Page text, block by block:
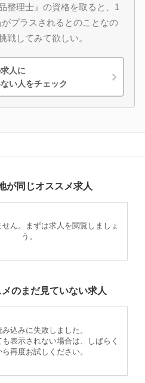
整理士』の資格を取ると、1
プラスされるとのことなの
戦してみて欲しい。
人に
い人をチェック
が同じオススメ求人
ん。まずは求人を閲覧しましょ
う。
のまだ見ていない求人
込みに失敗しました。
表示されない場合は、しばらく
再度お試しください。